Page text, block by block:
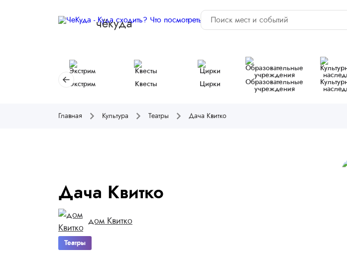
чёкуда
Экстрим Квесты Цирки
Образовательные
учреждения
Главная Культура Театры Дача Квитко
Дача Квитко
дом Квитко
Театры